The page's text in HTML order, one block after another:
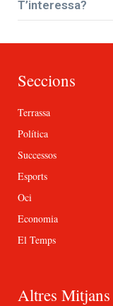
T’interessa?
Seccions
Terrassa
Política
Successos
Esports
Oci
Economia
El Temps
Altres Mitjans